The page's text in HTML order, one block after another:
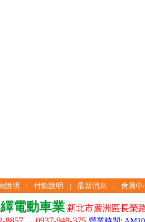
說明 | 付款說明 | 最新消息 | 會員中
電動車業 新北市蘆洲區長榮